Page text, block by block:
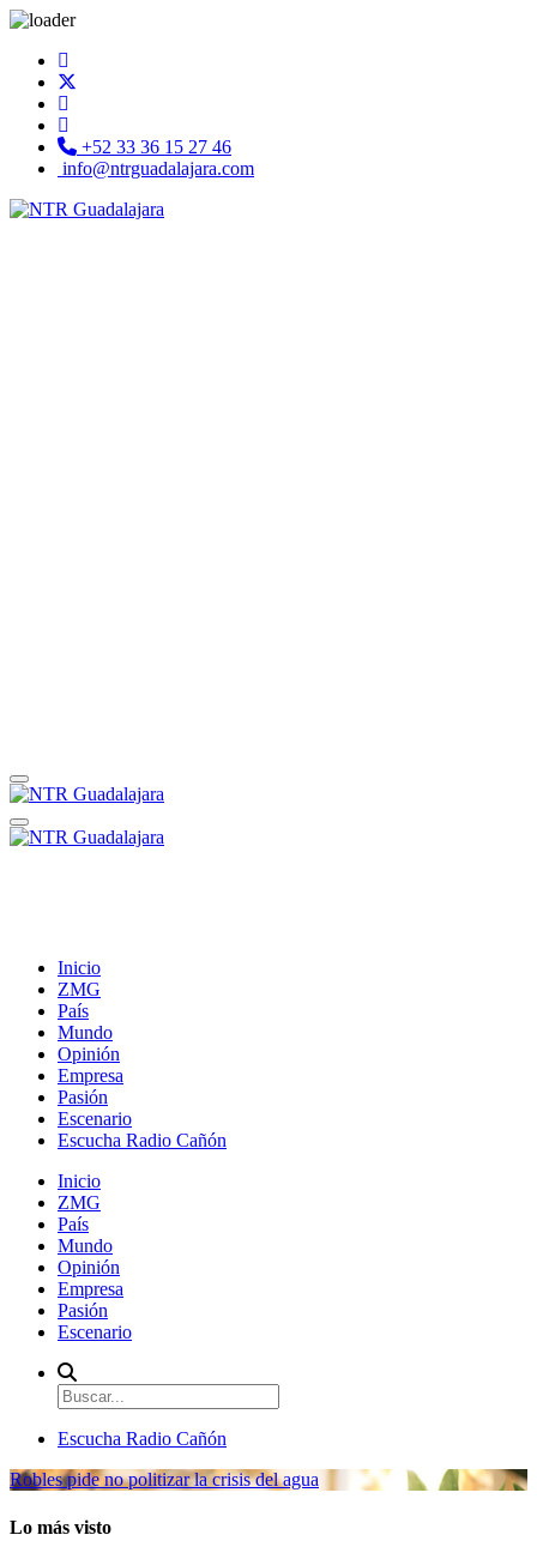
+52 33 36 15 27 46
info@ntrguadalajara.com
Inicio
ZMG
País
Mundo
Opinión
Empresa
Pasión
Escenario
Escucha Radio Cañón
Inicio
ZMG
País
Mundo
Opinión
Empresa
Pasión
Escenario
Escucha Radio Cañón
Robles pide no politizar la crisis del agua
Lo más visto